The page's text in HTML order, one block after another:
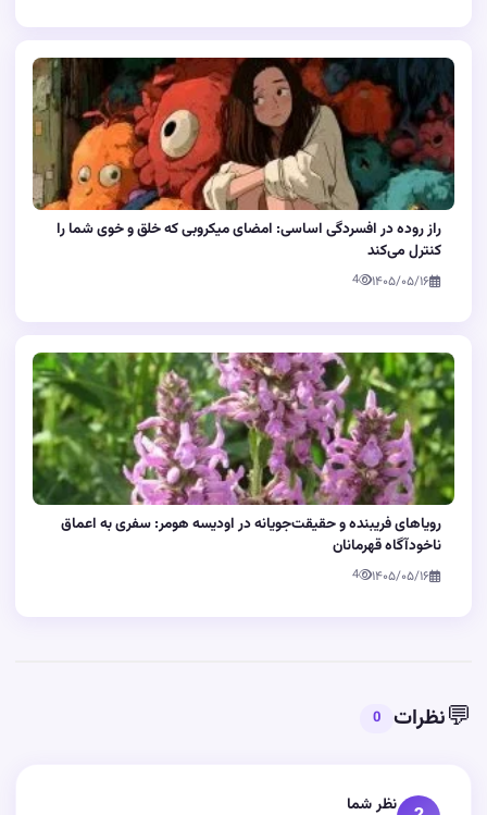
راز روده در افسردگی اساسی: امضای میکروبی که خلق و خوی شما را
کنترل می‌کند
۱۴۰۵/۰۵/۱۶ 4
رویاهای فریبنده و حقیقت‌جویانه در اودیسه هومر: سفری به اعماق
ناخودآگاه قهرمانان
۱۴۰۵/۰۵/۱۶ 4
💬نظرات 0
نظر شما